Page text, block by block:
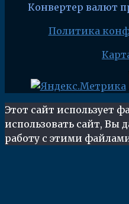
Конвертер валют
Политика
Этот сайт использует
использовать сайт, Вы
работу с этими